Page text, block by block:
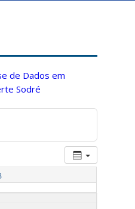
de Dados em
Sodré